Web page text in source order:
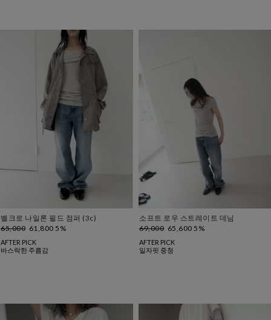
벨크로 나일론 필드 점퍼 (3c)
65,000 61,800 5%
AFTER PICK
바스락한 주름감
소프트 로우 스트레이트 데님
69,000 65,600 5%
AFTER PICK
일자핏 중청